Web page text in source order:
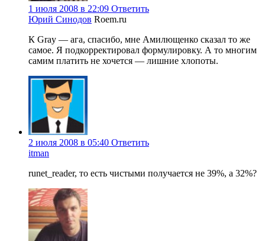
1 июля 2008 в 22:09 Ответить
Юрий Синодов Roem.ru
К Gray — ага, спасибо, мне Амилющенко сказал то же
самое. Я подкорректировал формулировку. А то многим
самим платить не хочется — лишние хлопоты.
2 июля 2008 в 05:40 Ответить
itman
runet_reader, то есть чистыми получается не 39%, а 32%?